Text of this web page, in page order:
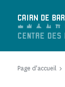
CAIRN DE
Page d'accueil